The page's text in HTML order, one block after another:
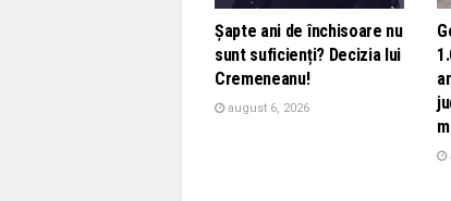
Șapte ani de închisoare nu
sunt suficienți? Decizia lui
Cremeneanu!
august 6, 2026